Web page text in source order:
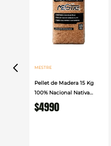
MESTRE
Pellet de Madera 15 Kg
100% Nacional Nativa
Mestre
$4990